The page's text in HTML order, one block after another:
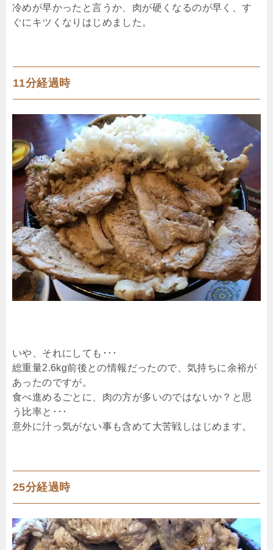
冷めが早かったと言うか、肉が硬くなるのが早く、す
ぐにキツくなりはじめました。
11分経過時
いや、それにしても･･･
総重量2.6kg前後との情報だったので、気持ちに余裕が
あったのですが。
食べ進めるごとに、肉の方が多いのではないか？と思
う比率と･･･
意外に汁っ気がない事も含めて大苦戦しはじめます。
25分経過時